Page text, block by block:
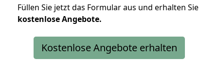
Füllen Sie jetzt das Formular aus und erhalten Sie
kostenloseAngebote.
Kostenlose Angebote erhalten